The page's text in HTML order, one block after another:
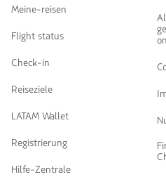
Meine-reisen
Flight status
Check-in
Reiseziele
LATAM Wallet
Registrierung
Hilfe-Zentrale